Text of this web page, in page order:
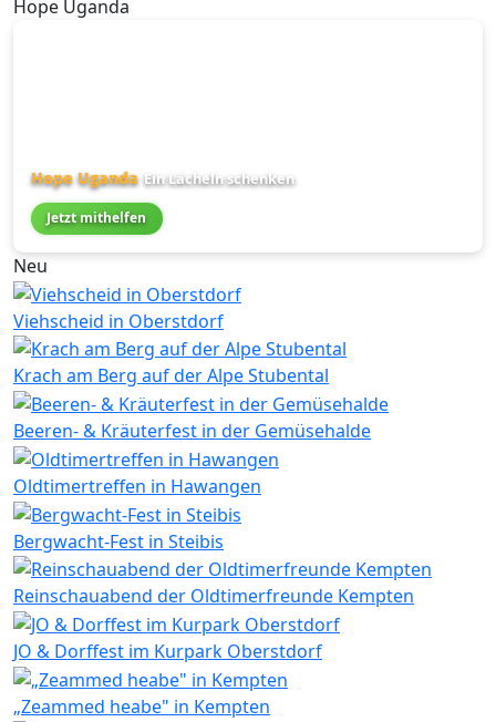
Hope Uganda
Hope Uganda Ein Lächeln schenken
Jetzt mithelfen
Neu
Viehscheid in Oberstdorf
Krach am Berg auf der Alpe Stubental
Beeren- & Kräuterfest in der Gemüsehalde
Oldtimertreffen in Hawangen
Bergwacht-Fest in Steibis
Reinschauabend der Oldtimerfreunde Kempten
JO & Dorffest im Kurpark Oberstdorf
„Zeammed heabe" in Kempten